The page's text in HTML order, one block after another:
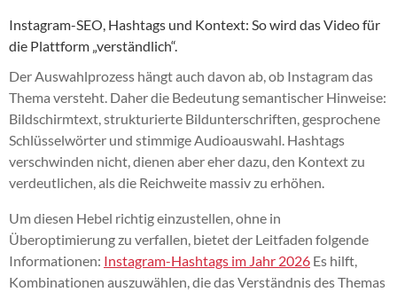
Instagram-SEO, Hashtags und Kontext: So wird das Video für
die Plattform „verständlich“.
Der Auswahlprozess hängt auch davon ab, ob Instagram das
Thema versteht. Daher die Bedeutung semantischer Hinweise:
Bildschirmtext, strukturierte Bildunterschriften, gesprochene
Schlüsselwörter und stimmige Audioauswahl. Hashtags
verschwinden nicht, dienen aber eher dazu, den Kontext zu
verdeutlichen, als die Reichweite massiv zu erhöhen.
Um diesen Hebel richtig einzustellen, ohne in
Überoptimierung zu verfallen, bietet der Leitfaden folgende
Informationen: Instagram-Hashtags im Jahr 2026 Es hilft,
Kombinationen auszuwählen, die das Verständnis des Themas